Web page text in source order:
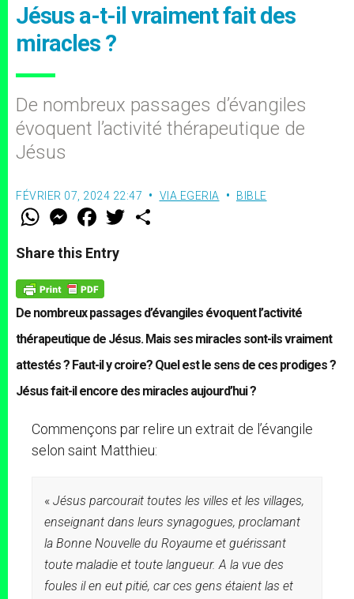
Jésus a-t-il vraiment fait des
miracles ?
De nombreux passages d’évangiles
évoquent l’activité thérapeutique de
Jésus
FÉVRIER 07, 2024 22:47 VIA EGERIA BIBLE
W
t
s
p
p
M
e
s
e
g
e
r
F
a
e
b
o
k
w
Share this Entry
De nombreux passages d’évangiles évoquent l’activité
thérapeutique de Jésus. Mais ses miracles sont-ils vraiment
attestés ? Faut-il y croire? Quel est le sens de ces prodiges ?
Jésus fait-il encore des miracles aujourd’hui ?
Commençons par relire un extrait de l’évangile
selon saint Matthieu:
« Jésus parcourait toutes les villes et les villages,
enseignant dans leurs synagogues, proclamant
la Bonne Nouvelle du Royaume et guérissant
toute maladie et toute langueur. A la vue des
foules il en eut pitié, car ces gens étaient las et